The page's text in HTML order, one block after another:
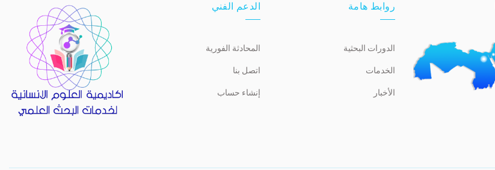
روابط هامة
الدورات البحثية
الخدمات
الأخبار
الدعم الفني
المحادثة الفورية
اتصل بنا
إنشاء حساب